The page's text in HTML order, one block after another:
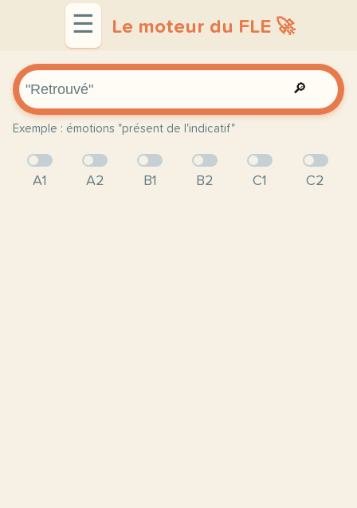
☰ Le moteur du FLE 🚀
🔎
Exemple : émotions "présent de l'indicatif"
A1 A2 B1 B2 C1 C2